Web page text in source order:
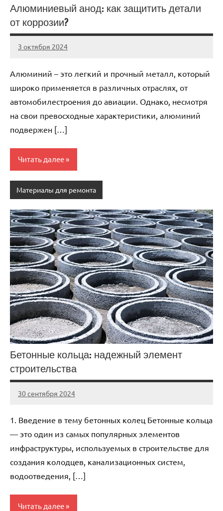
Алюминиевый анод: как защитить детали
от коррозии?
3 октября 2024
Avtor
Нет
Алюминий – это легкий и прочный металл, который
широко применяется в различных отраслях, от
автомобилестроения до авиации. Однако, несмотря
на свои превосходные характеристики, алюминий
подвержен […]
Читать далее
Материалы для ремонта
Бетонные кольца: надежный элемент
строительства
30 сентября 2024
Avtor
Нет
1. Введение в тему бетонных колец Бетонные кольца
— это один из самых популярных элементов
инфраструктуры, используемых в строительстве для
создания колодцев, канализационных систем,
водоотведения, […]
Читать далее